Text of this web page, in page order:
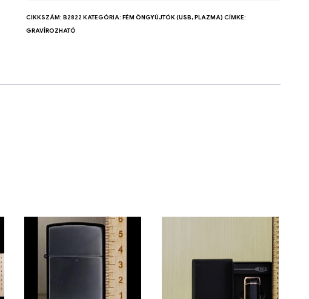
CIKKSZÁM: B2822 KATEGÓRIA: FÉM ÖNGYÚJTÓK (USB, PLAZMA) CÍMKE:
GRAVÍROZHATÓ